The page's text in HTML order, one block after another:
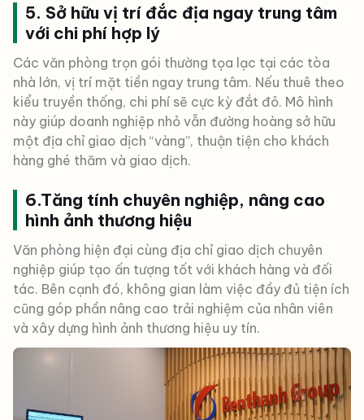
5. Sở hữu vị trí đắc địa ngay trung tâm
với chi phí hợp lý
Các văn phòng trọn gói thường tọa lạc tại các tòa
nhà lớn, vị trí mặt tiền ngay trung tâm. Nếu thuê theo
kiểu truyền thống, chi phí sẽ cực kỳ đắt đỏ. Mô hình
này giúp doanh nghiệp nhỏ vẫn đường hoàng sở hữu
một địa chỉ giao dịch “vàng”, thuận tiện cho khách
hàng ghé thăm và giao dịch.
6.Tăng tính chuyên nghiệp, nâng cao
hình ảnh thương hiệu
Văn phòng hiện đại cùng địa chỉ giao dịch chuyên
nghiệp giúp tạo ấn tượng tốt với khách hàng và đối
tác. Bên cạnh đó, không gian làm việc đầy đủ tiện ích
cũng góp phần nâng cao trải nghiệm của nhân viên
và xây dựng hình ảnh thương hiệu uy tín.